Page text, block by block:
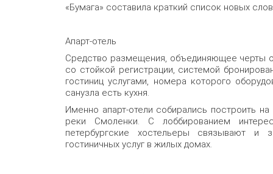
«Бумага» составила краткий список новых
Апарт-отель
Средство размещения, объединяющее черты
со стойкой регистрации, системой
гостиниц услугами, номера которого
санузла есть кухня.
Именно апарт-отели собирались построить
реки Смоленки. С лоббированием
петербургские хостельеры связывают и
гостиничных услуг в жилых домах.